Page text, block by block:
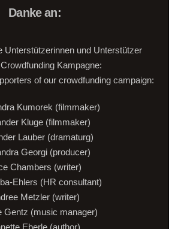
Danke an:
Unterstützerinnen und Unterstützer
Kampagne:
of our crowdfunding campaign:
Kumorek (filmmaker)
Kluge (filmmaker)
Lauber (dramaturg)
Georgi (producer)
Chambers (writer)
Ehlers (HR consultant)
Metzler (writer)
Gentz (music manager)
Eberle (author)